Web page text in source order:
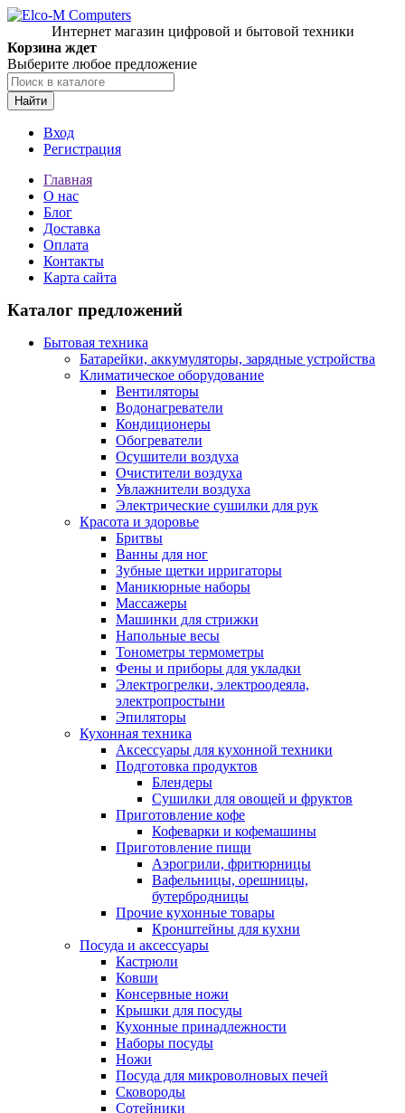
Интернет магазин цифровой и бытовой техники
Корзина ждет
Выберите любое предложение
Найти
Вход
Регистрация
Главная
О нас
Блог
Доставка
Оплата
Контакты
Карта сайта
Каталог предложений
Бытовая техника
Батарейки, аккумуляторы, зарядные устройства
Климатическое оборудование
Вентиляторы
Водонагреватели
Кондиционеры
Обогреватели
Осушители воздуха
Очистители воздуха
Увлажнители воздуха
Электрические сушилки для рук
Красота и здоровье
Бритвы
Ванны для ног
Зубные щетки ирригаторы
Маникюрные наборы
Массажеры
Машинки для стрижки
Напольные весы
Тонометры термометры
Фены и приборы для укладки
Электрогрелки, электроодеяла,
электропростыни
Эпиляторы
Кухонная техника
Аксессуары для кухонной техники
Подготовка продуктов
Блендеры
Сушилки для овощей и фруктов
Приготовление кофе
Кофеварки и кофемашины
Приготовление пищи
Аэрогрили, фритюрницы
Вафельницы, орешницы,
бутербродницы
Прочие кухонные товары
Кронштейны для кухни
Посуда и аксессуары
Кастрюли
Ковши
Консервные ножи
Крышки для посуды
Кухонные принадлежности
Наборы посуды
Ножи
Посуда для микроволновых печей
Сковороды
Сотейники